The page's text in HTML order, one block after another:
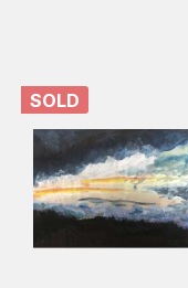
SOLD